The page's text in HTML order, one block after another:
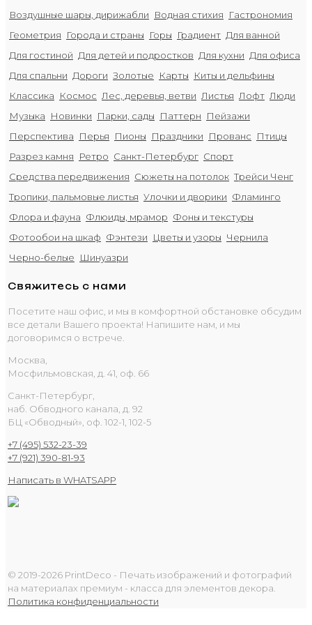
Воздушные шары, дирижабли Водная стихия
Гастрономия
Геометрия
Города и страны Горы Градиент Для ванной
Для гостиной Для детей и подростков Для кухни Для офиса
Для спальни Дороги Золотые Карты
Киты и дельфины
Классика
Космос Лес, деревья, ветви Листья Лофт Люди
Музыка
Новинки Парки, сады Паттерн
Пейзажи
Перспектива
Перья Пионы Праздники Прованс
Птицы
Разрез камня
Ретро Санкт-Петербург Спорт
Средства передвижения Сюжеты на потолок Трейси Ченг
Тропики, пальмовые листья Улочки и дворики Фламинго
Флора и фауна Флюиды, мрамор Фоны и текстуры
Фотообои на шкаф Фэнтези Цветы и узоры Чернила
Черно-белые
Шинуазри
Свяжитесь с нами
Посетите наш офис, и мы в комфортной обстановке обсудим
все детали Вашего проекта! Напишите нам, и мы
договоримся о встрече.
Москва,
Мосфильмовская, д. 41, оф. 66
Санкт-Петербург,
наб. Обводного канала, д. 92
БЦ «Обводный», оф. 102-1, 102-5
+7 (495) 532-23-39
+7 (921) 390-81-93
Написать в WHATSAPP
© 2019-2026 PrintDeco - Печать изображений и фотографий
на материалах премиум - класса для элементов декора.
Политика конфиденциальности